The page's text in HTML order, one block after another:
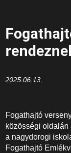
2025.06.13.
Fogathajtó
közösségi
a nagydorogi
Fogathajtó